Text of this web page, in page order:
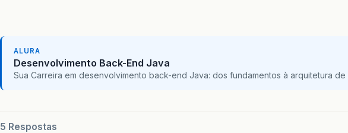
ALURA
Desenvolvimento Back-End Java
Sua Carreira em desenvolvimento back-end Java: dos fundamentos à arquitetura de
5 Respostas